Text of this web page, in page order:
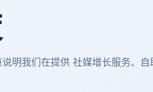
明我们在提供 社媒增长服务、